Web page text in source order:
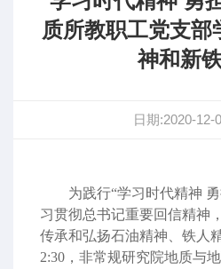
质所教职工党支
神和新
日期:2020-12-
为践行“学习时代精神
习贯彻总书记重要回信精神
传承和弘扬石油精神、铁人
2:30 ，非常规研究院地质与